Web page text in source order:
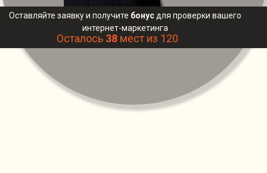
Оставляйте заявку и получите бонус для проверки вашего
интернет-маркетинга
Осталось 38 мест из 120